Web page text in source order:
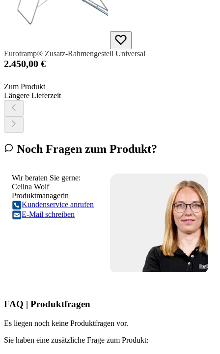
Eurotramp® Zusatz-Rahmengestell Universal
2.450,00 €
Zum Produkt
Längere Lieferzeit
Noch Fragen zum Produkt?
Wir beraten Sie gerne:
Celina Wolf
Produktmanagerin
Kundenservice anrufen
E-Mail schreiben
FAQ | Produktfragen
Es liegen noch keine Produktfragen vor.
Sie haben eine zusätzliche Frage zum Produkt: